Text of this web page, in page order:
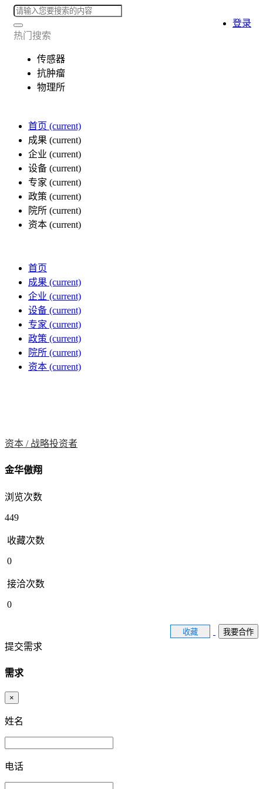
热门搜索
传感器
抗肿瘤
物理所
首页 (current)
成果 (current)
企业 (current)
设备 (current)
专家 (current)
政策 (current)
院所 (current)
资本 (current)
登录
首页
成果 (current)
企业 (current)
设备 (current)
专家 (current)
政策 (current)
院所 (current)
资本 (current)
资本 / 战略投资者
金华傲翔
浏览次数
449
收藏次数
0
接洽次数
0
收藏 我要合作
提交需求
需求
×
姓名
电话